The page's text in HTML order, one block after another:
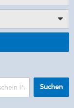
Suchen